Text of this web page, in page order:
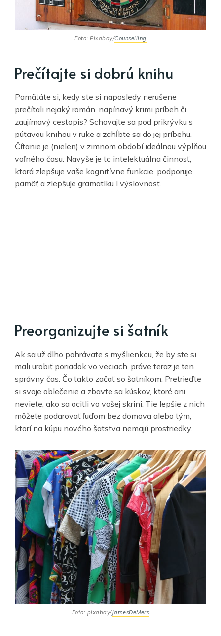
Foto: Pixabay/Counselling
Prečítajte si dobrú knihu
Pamätáte si, kedy ste si naposledy nerušene
prečítali nejaký román, napínavý krimi príbeh či
zaujímavý cestopis? Schovajte sa pod prikrývku s
pútavou knihou v ruke a zahĺbte sa do jej príbehu.
Čítanie je (nielen) v zimnom období ideálnou výplňou
voľného času. Navyše je to intelektuálna činnosť,
ktorá zlepšuje vaše kognitívne funkcie, podporuje
pamäť a zlepšuje gramatiku i výslovnosť.
Preorganizujte si šatník
Ak sa už dlho pohrávate s myšlienkou, že by ste si
mali urobiť poriadok vo veciach, práve teraz je ten
správny čas. Čo takto začať so šatníkom. Pretrieďte
si svoje oblečenie a zbavte sa kúskov, ktoré ani
neviete, ako sa ocitli vo vašej skrini. Tie lepšie z nich
môžete podarovať ľuďom bez domova alebo tým,
ktorí na kúpu nového šatstva nemajú prostriedky.
Foto: pixabay/JamesDeMers